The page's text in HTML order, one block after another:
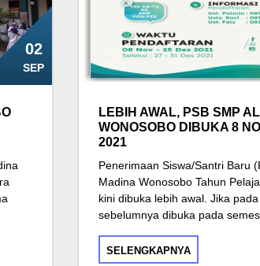
02
SEP
LEBIH AWAL, PSB SMP
WONOSOBO DIBUKA 8
2021
Penerimaan Siswa/Santri Baru
Madina Wonosobo Tahun
kini dibuka lebih awal. Jika
sebelumnya dibuka pada
SELENGKAPNYA